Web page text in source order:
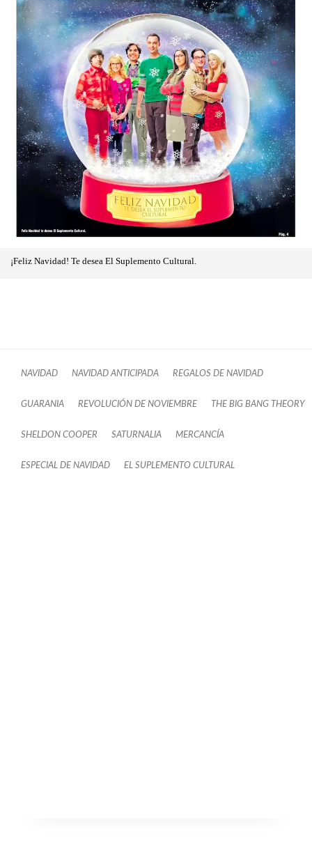
¡Feliz Navidad! Te desea El Suplemento Cultural.
NAVIDAD NAVIDAD ANTICIPADA REGALOS DE NAVIDAD
GUARANIA REVOLUCIÓN DE NOVIEMBRE THE BIG BANG THEORY
SHELDON COOPER SATURNALIA MERCANCÍA
ESPECIAL DE NAVIDAD EL SUPLEMENTO CULTURAL